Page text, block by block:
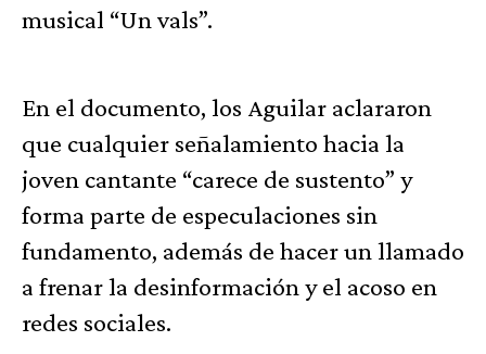
musical “Un vals”.
En el documento, los Aguilar aclararon
que cualquier señalamiento hacia la
joven cantante “carece de sustento” y
forma parte de especulaciones sin
fundamento, además de hacer un llamado
a frenar la desinformación y el acoso en
redes sociales.